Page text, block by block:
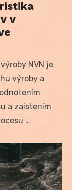
v
NVN je
výroby a
a zaistením
…